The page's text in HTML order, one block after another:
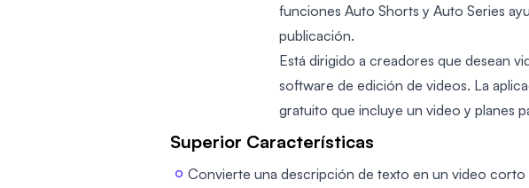
funciones Auto Shorts y Auto Series
publicación.
Está dirigido a creadores que desean
software de edición de videos. La
gratuito que incluye un video y planes
Superior Características
Convierte una descripción de texto en un video